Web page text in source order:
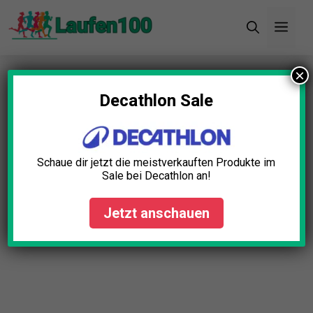
Zum
Inhalt
Startseite»Blog
Decathlon Sale
Schaue dir jetzt die meistverkauften Produkte im
Sale bei Decathlon an!
Jetzt anschauen
×